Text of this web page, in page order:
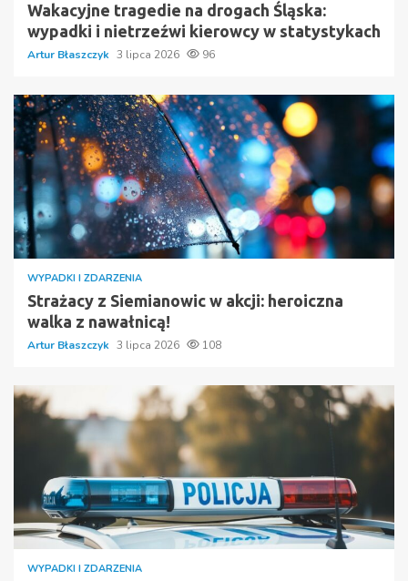
Wakacyjne tragedie na drogach Śląska:
wypadki i nietrzeźwi kierowcy w statystykach
Artur Błaszczyk 3 lipca 2026 96
WYPADKI I ZDARZENIA
Strażacy z Siemianowic w akcji: heroiczna
walka z nawałnicą!
Artur Błaszczyk 3 lipca 2026 108
WYPADKI I ZDARZENIA